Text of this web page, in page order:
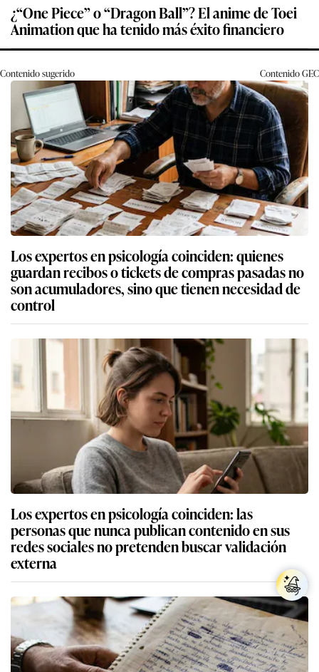
¿“One Piece” o “Dragon Ball”? El anime de Toei
Animation que ha tenido más éxito financiero
Contenido sugerido ContenidoGEC
Los expertos en psicología coinciden: quienes
guardan recibos o tickets de compras pasadas no
son acumuladores, sino que tienen necesidad de
control
Los expertos en psicología coinciden: las
personas que nunca publican contenido en sus
redes sociales no pretenden buscar validación
externa